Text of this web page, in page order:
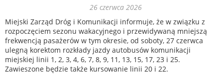
26 czerwca 2026
Miejski Zarząd Dróg i Komunikacji informuje, że w związku z
rozpoczęciem sezonu wakacyjnego i przewidywaną mniejszą
frekwencją pasażerów w tym okresie, od soboty, 27 czerwca
ulegną korektom rozkłady jazdy autobusów komunikacji
miejskiej linii 1, 2, 3, 4, 6, 7, 8, 9, 11, 13, 15, 17, 23 i 25.
Zawieszone będzie także kursowanie linii 20 i 22.